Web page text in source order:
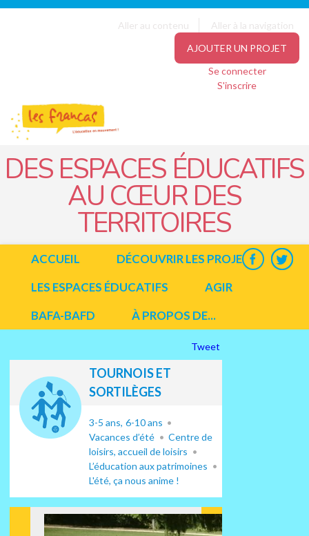
Aller au contenu
Aller à la navigation
AJOUTER UN PROJET
Se connecter
S'inscrire
DES ESPACES ÉDUCATIFS
AU CŒUR DES
TERRITOIRES
ACCUEIL
DÉCOUVRIR LES PROJETS
LES ESPACES ÉDUCATIFS
AGIR
BAFA-BAFD
À PROPOS DE...
Tweet
TOURNOIS ET
SORTILÈGES
3-5 ans 6-10 ans
Vacances d’été
Centre de
loisirs, accueil de loisirs
L’éducation aux patrimoines
L'été, ça nous anime !
Suiv
ant
Panneau de gestion des cookies